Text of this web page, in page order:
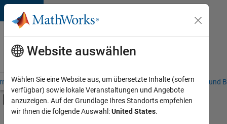
Weiter zum Inhalt
Karriere
bei
MathWorks
– Übersicht Stellensuche Niederlassungen Studierende und
Umschaltung für Off-Canvas-
Hauptinhalt
Website auswählen
Wählen Sie eine Website aus, um übersetzte Inhalte (sofern
verfügbar) sowie lokale Veranstaltungen und Angebote
anzuzeigen. Auf der Grundlage Ihres Standorts empfehlen
wir Ihnen die folgende Auswahl:United States.